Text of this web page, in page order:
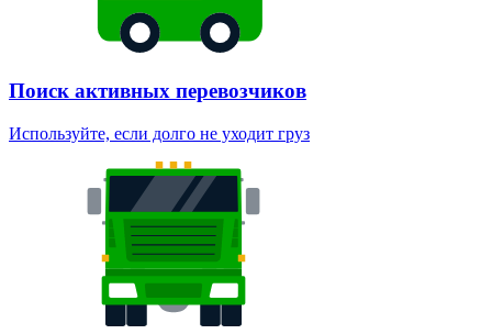
Поиск активных перевозчиков
Используйте, если долго не уходит груз